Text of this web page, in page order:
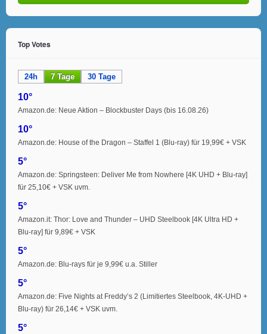
Top Votes
24h 7 Tage 30 Tage
10°
Amazon.de: Neue Aktion – Blockbuster Days (bis 16.08.26)
10°
Amazon.de: House of the Dragon – Staffel 1 (Blu-ray) für 19,99€ + VSK
5°
Amazon.de: Springsteen: Deliver Me from Nowhere [4K UHD + Blu-ray]
für 25,10€ + VSK uvm.
5°
Amazon.it: Thor: Love and Thunder – UHD Steelbook [4K Ultra HD +
Blu-ray] für 9,89€ + VSK
5°
Amazon.de: Blu-rays für je 9,99€ u.a. Stiller
5°
Amazon.de: Five Nights at Freddy’s 2 (Limitiertes Steelbook, 4K-UHD +
Blu-ray) für 26,14€ + VSK uvm.
5°